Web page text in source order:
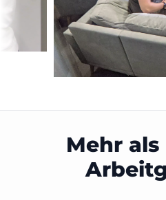
Mehr